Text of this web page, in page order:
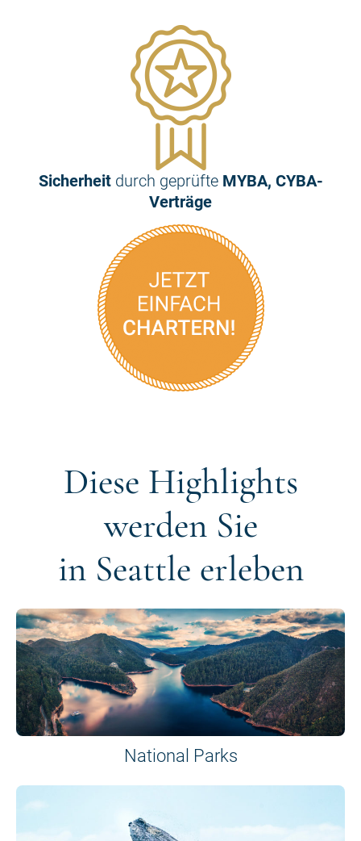
Sicherheit durch geprüfte MYBA, CYBA-
Verträge
Diese Highlights
werden Sie
in Seattle erleben
National Parks